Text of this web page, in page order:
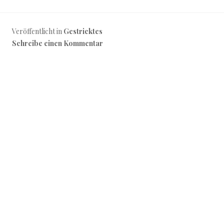
Veröffentlicht in Gestricktes
Schreibe einen Kommentar